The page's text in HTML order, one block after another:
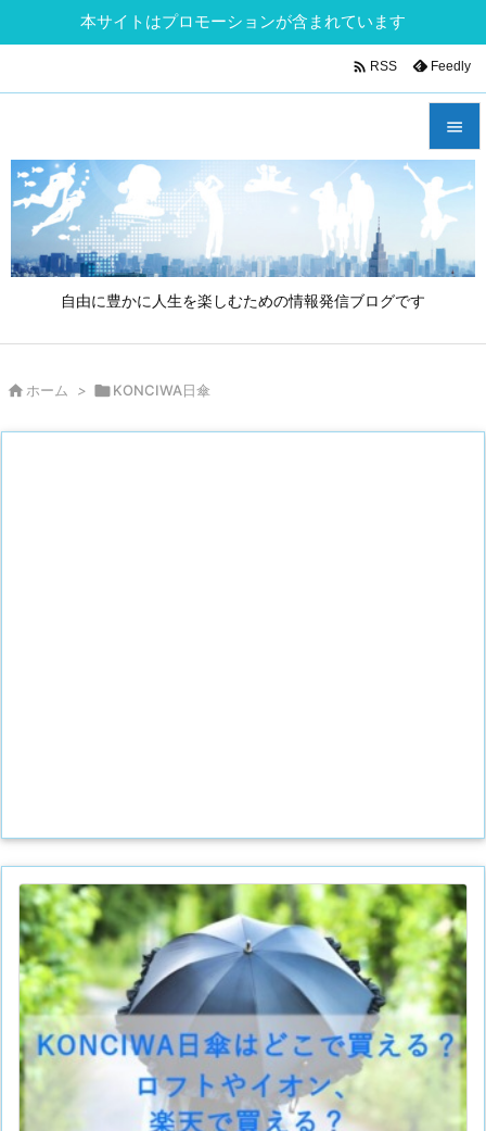
本サイトはプロモーションが含まれています
自由に豊かに人生を楽しむための情報発信ブログです


メニュ

サイド


 RSS Feedly
ホーム > KONCIWA日傘